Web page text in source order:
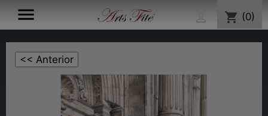
 shopping_cart (0)